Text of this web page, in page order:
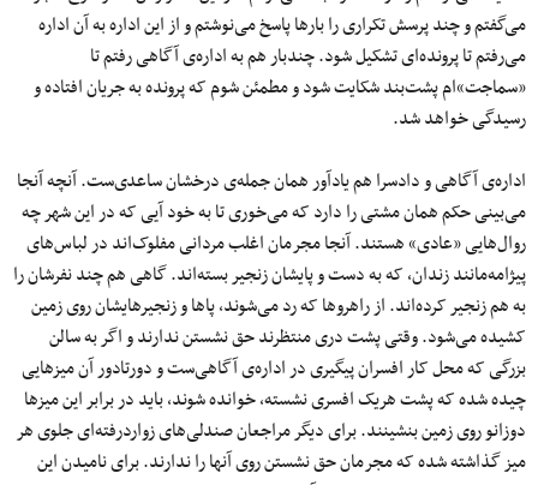
می‌گفتم و چند پرسش تکراری را بارها پاسخ می‌نوشتم و از این اداره به آن اداره
می‌رفتم تا پرونده‌ای تشکیل شود. چندبار هم به اداره‌ی آگاهی رفتم تا
«سماجت»ام پشت‌بند شکایت شود و مطمئن شوم که پرونده به جریان افتاده و
رسیدگی خواهد شد.
اداره‌ی آگاهی و دادسرا هم یادآور همان جمله‌ی درخشان ساعدی‌ست. آنچه آنجا
می‌بینی حکم همان مشتی را دارد که می‌خوری تا به خود آیی که در این شهر چه
روال‌هایی «عادی» هستند. آنجا مجرمان اغلب مردانی مفلوک‌اند در لباس‌های
پیژامه‌مانند زندان، که به دست و پایشان زنجیر بسته‌اند. گاهی هم چند نفرشان را
به هم زنجیر کرده‌اند. از راهروها که رد می‌شوند، پاها و زنجیرهایشان روی زمین
کشیده می‌شود. وقتی پشت دری منتظرند حق نشستن ندارند و اگر به سالن
بزرگی که محل کار افسران پیگیری‌ در اداره‌ی آگاهی‌ست و دورتادور آن میزهایی
چیده شده که پشت هریک افسری نشسته، خوانده شوند، باید در برابر این میزها
دوزانو روی زمین بنشینند. برای دیگر مراجعان صندلی‌های زواردرفته‌ای جلوی هر
میز گذاشته شده که مجرمان حق نشستن روی آنها را ندارند. برای نامیدن این